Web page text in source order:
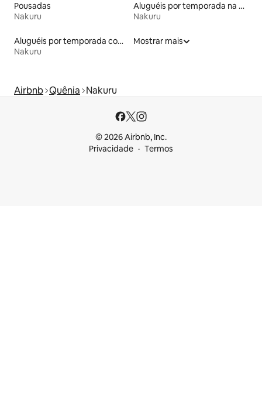
Pousadas
Nakuru
Aluguéis por temporada na orla
Nakuru
Aluguéis por temporada com acesso à praia
Nakuru
Mostrar mais
Airbnb Quênia Nakuru
© 2026 Airbnb, Inc.
Privacidade
Termos